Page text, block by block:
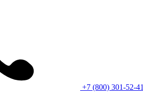
+7 (800) 301-52-41